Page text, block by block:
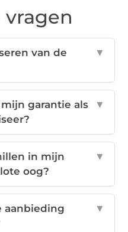
van de
▼
garantie als
▼
in mijn
oog?
▼
aanbieding
▼